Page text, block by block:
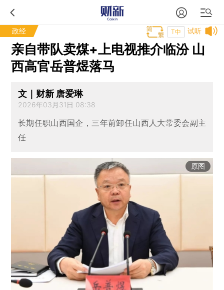
政经 试听
T中
亲自带队卖煤+上电视推介临汾 山
西高官岳普煜落马
文｜财新 唐爱琳
2026年03月31日 08:38
长期任职山西国企，三年前卸任山西人大常委会副主
任
原图